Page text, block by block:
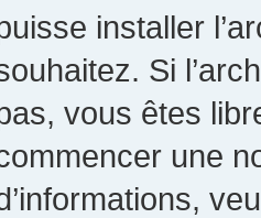
installer
Si
vous êtes
une